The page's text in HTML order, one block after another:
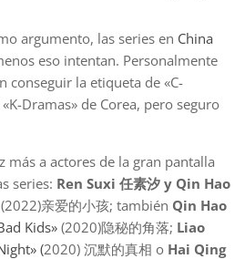
argumento, las series en China
eso intentan. Personalmente
conseguir la etiqueta de «C-
Dramas» de Corea, pero seguro
más a actores de la gran pantalla
series: Ren Suxi 任素汐 y Qin Hao
(2022)亲爱的小孩; también Qin Hao
Kids» (2020)隐秘的角落; Liao
(2020) 沉默的真相 o Hai Qing